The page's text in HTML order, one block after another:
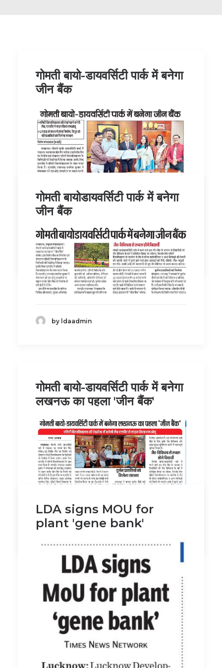
गोमती बायो-डायवर्सिटी पार्क में बनेगा
जीन बैंक
by ldaadmin
गोमती बायोडायवर्सिटी पार्क में बनेगा
जीन बैंक
by ldaadmin
गोमती बायो-डायवर्सिटी पार्क में बनेगा
लखनऊ का पहला 'जीन बैंक'
by ldaadmin
LDA signs MOU for
plant 'gene bank'